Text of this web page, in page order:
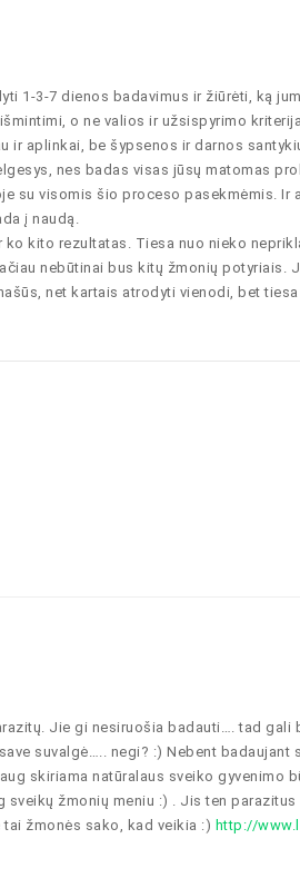
1-3-7 dienos badavimus ir žiūrėti, ką
o ne valios ir užsispyrimo
ir aplinkai, be šypsenos ir darnos
nes badas visas jūsų matomas
su visomis šio proceso pasekmėmis. Ir
į naudą.
kito rezultatas. Tiesa nuo nieko
nebūtinai bus kitų žmonių potyriais.
net kartais atrodyti vienodi, bet
Jie gi nesiruošia badauti…. tad gali
suvalgė….. negi? :) Nebent badaujant
skiriama natūralaus sveiko gyvenimo
žmonių meniu :) . Jis ten
žmonės sako, kad veikia :) http://